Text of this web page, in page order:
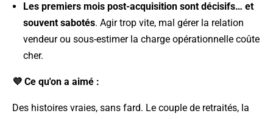
Les premiers mois post-acquisition sont décisifs… et
souvent sabotés. Agir trop vite, mal gérer la relation
vendeur ou sous-estimer la charge opérationnelle coûte
cher.
💜 Ce qu'on a aimé :
Des histoires vraies, sans fard. Le couple de retraités, la